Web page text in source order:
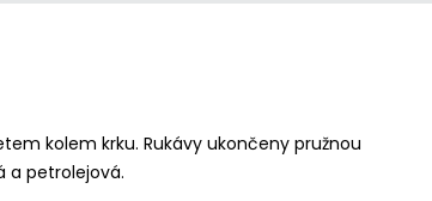
kolem krku. Rukávy ukončeny pružnou
a petrolejová.